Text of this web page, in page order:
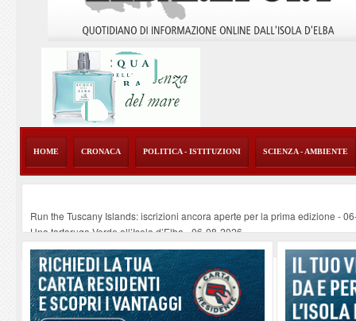
HOME CRONACA POLITICA - ISTITUZIONI SCIENZA - AMBIENTE
Run the Tuscany Islands: iscrizioni ancora aperte per la prima edizione -
Una tartaruga Verde all’Isola d’Elba-06-08-2026
Furgone in fiamme a Capoliveri, illeso il conducente-06-08-2026
Campo: chiusura della biblioteca comunale in occasione del Santo Patrono
A Carpani si apre la Festa di Liberazione: il programma della prima serata-